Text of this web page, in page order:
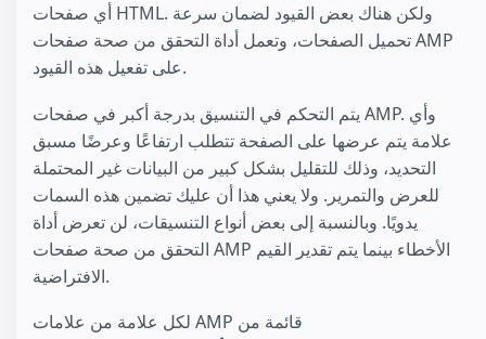
أي صفحات HTML. ولكن هناك بعض القيود لضمان سرعة
تحميل الصفحات، وتعمل أداة التحقق من صحة صفحات AMP
على تفعيل هذه القيود.
يتم التحكم في التنسيق بدرجة أكبر في صفحات AMP. وأي
علامة يتم عرضها على الصفحة تتطلب ارتفاعًا وعرضًا مسبق
التحديد، وذلك للتقليل بشكل كبير من البيانات غير المحتملة
للعرض والتمرير. ولا يعني هذا أن عليك تضمين هذه السمات
يدويًا. وبالنسبة إلى بعض أنواع التنسيقات، لن تعرض أداة
التحقق من صحة صفحات AMP الأخطاء بينما يتم تقدير القيم
الافتراضية.
لكل علامة من علامات AMP قائمة من